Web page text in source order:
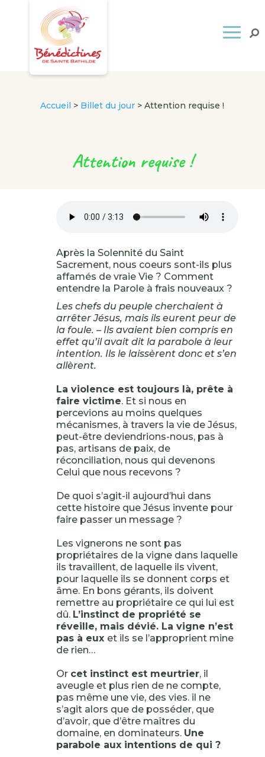
Accueil > Billet du jour >Attention requise !
Attention requise !
Après la Solennité du Saint
Sacrement, nous coeurs sont-ils plus
affamés de vraie Vie ? Comment
entendre la Parole à frais nouveaux ?
Les chefs du peuple cherchaient à
arrêter Jésus, mais ils eurent peur de
la foule. – Ils avaient bien compris en
effet qu’il avait dit la parabole à leur
intention. Ils le laissèrent donc et s’en
allèrent.
La violence est toujours là, prête à
faire victime. Et si nous en
percevions au moins quelques
mécanismes, à travers la vie de Jésus,
peut-être deviendrions-nous, pas à
pas, artisans de paix, de
réconciliation, nous qui devenons
Celui que nous recevons ?
De quoi s’agit-il aujourd’hui dans
cette histoire que Jésus invente pour
faire passer un message ?
Les vignerons ne sont pas
propriétaires de la vigne dans laquelle
ils travaillent, de laquelle ils vivent,
pour laquelle ils se donnent corps et
âme. En bons gérants, ils doivent
remettre au propriétaire ce qui lui est
dû. L’instinct de propriété se
réveille, mais dévié. La vigne n’est
pas à eux et ils se l’approprient mine
de rien…
Or cet instinct est meurtrier, il
aveugle et plus rien de ne compte,
pas même une vie, des vies. il ne
s’agit alors que de posséder, que
d’avoir, que d’être maîtres du
domaine, en dominateurs. Une
parabole aux intentions de qui ?